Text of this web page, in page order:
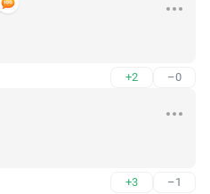
+2 –0
+3 –1